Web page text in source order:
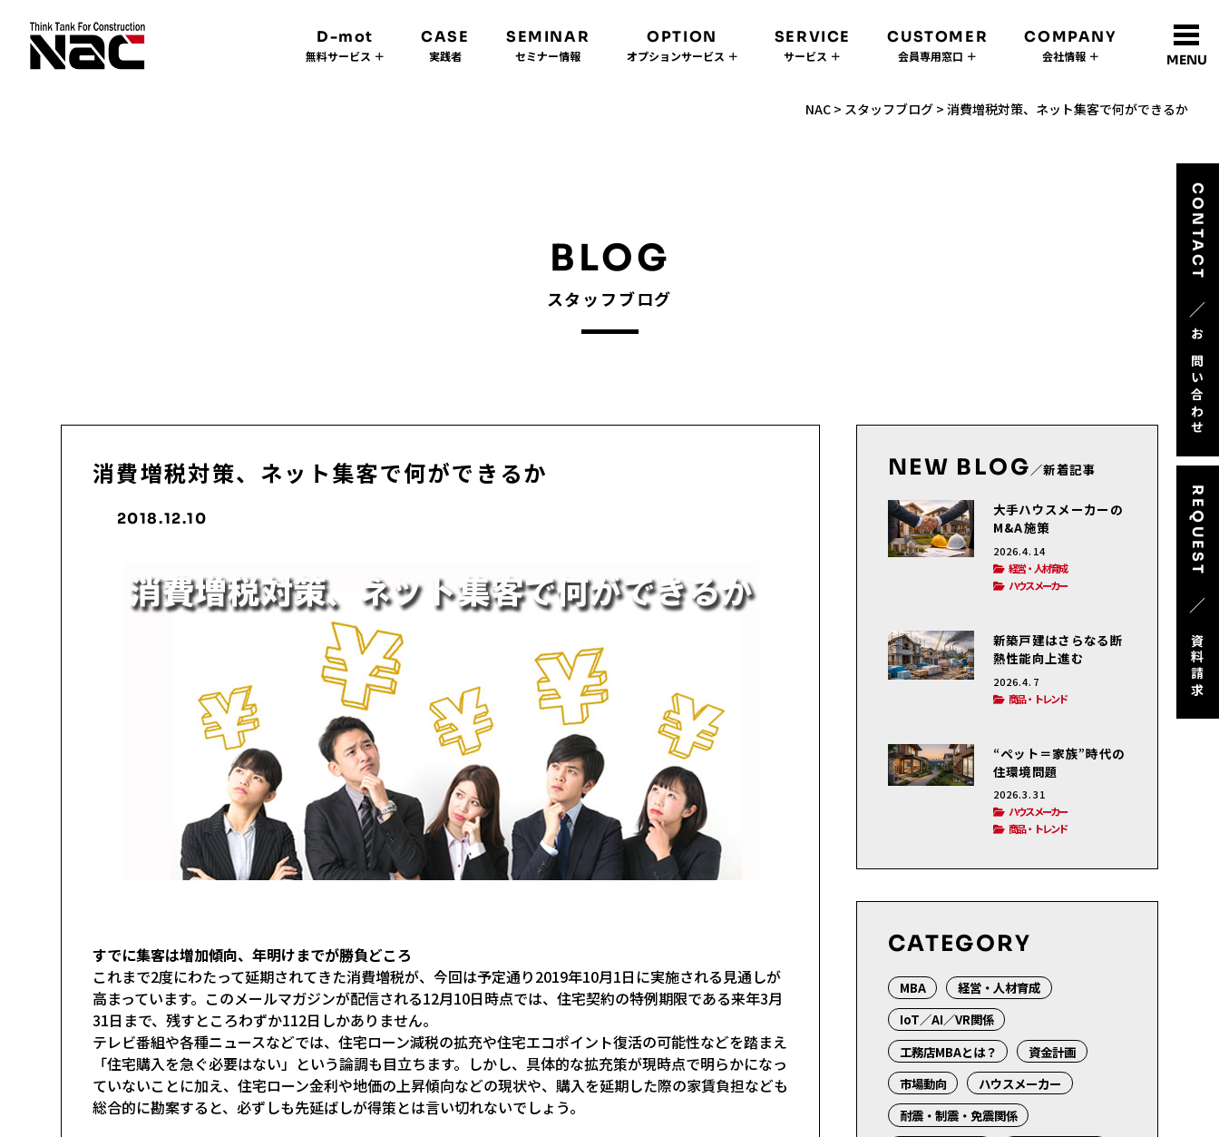
D-mot
無料サービス ＋
CASE
実践者
SEMINAR
セミナー情報
OPTION
オプションサービス ＋
SERVICE
サービス ＋
CUSTOMER
会員専用窓口 ＋
COMPANY
会社情報 ＋ MENU
CONTACT
／
お問い合わせ
REQUEST
／
資料請求
NAC > スタッフブログ >消費増税対策、ネット集客で何ができるか
BLOG
スタッフブログ
消費増税対策、ネット集客で何ができるか
2018.12.10
すでに集客は増加傾向、年明けまでが勝負どころ
これまで2度にわたって延期されてきた消費増税が、今回は予定通り2019年10月1日に実施される見通しが
高まっています。このメールマガジンが配信される12月10日時点では、住宅契約の特例期限である来年3月
31日まで、残すところわずか112日しかありません。
テレビ番組や各種ニュースなどでは、住宅ローン減税の拡充や住宅エコポイント復活の可能性などを踏まえ
「住宅購入を急ぐ必要はない」という論調も目立ちます。しかし、具体的な拡充策が現時点で明らかになっ
ていないことに加え、住宅ローン金利や地価の上昇傾向などの現状や、購入を延期した際の家賃負担なども
総合的に勘案すると、必ずしも先延ばしが得策とは言い切れないでしょう。
NEW BLOG ／新着記事
大手ハウスメーカーの
M&A施策
2026.4.14
経営・人材育成
ハウスメーカー
新築戸建はさらなる断
熱性能向上進む
2026.4.7
商品・トレンド
“ペット＝家族”時代の
住環境問題
2026.3.31
ハウスメーカー
商品・トレンド
CATEGORY
MBA
経営・人材育成
IoT／AI／VR関係
工務店MBAとは？
資金計画
市場動向
ハウスメーカー
耐震・制震・免震関係